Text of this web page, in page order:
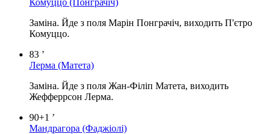
Заміна. Йде з поля Марін Понграчіч, виходить П'єтро
Комуццо.
83 ’
Лерма (Матета)
Заміна. Йде з поля Жан-Філіп Матета, виходить
Жефферрсон Лерма.
90+1 ’
Мандрагора (Фаджіолі)